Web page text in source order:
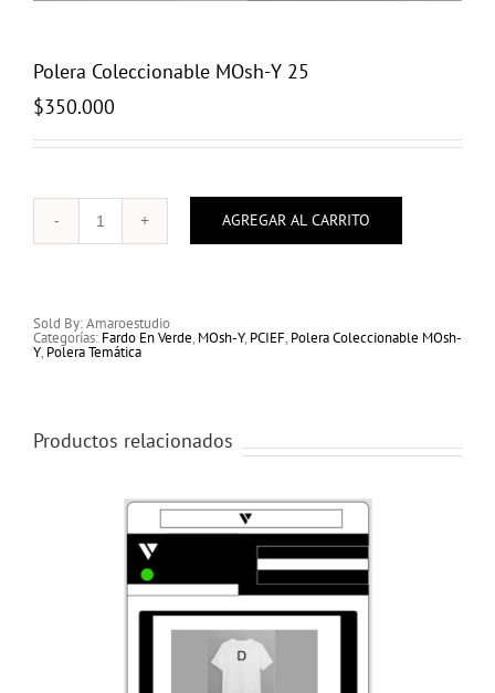
Polera Coleccionable MOsh-Y 25
$350.000
Polera
Coleccionable
AGREGAR AL CARRITO
Sold By: Amaroestudio
Categorías: Fardo En Verde, MOsh-Y, PCIEF, Polera Coleccionable MOsh-
Y, Polera Temática
Productos relacionados